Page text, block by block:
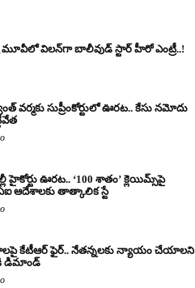
విలన్‌గా బాలీవుడ్ స్టార్ హీరో ఎంట్రీ..!
వర్మకు సుప్రీంకోర్టులో ఊరట.. కేసు నమోదు
హైకోర్టు ఊరట.. ‘100 శాతం’ క్లెయిమ్స్‌పై
ఆదేశాలకు తాత్కాలిక స్టే
కేటీఆర్ ఫైర్.. నేతన్నలకు న్యాయం చేయాలని
డిమాండ్